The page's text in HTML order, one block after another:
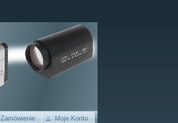
Zamówienie Moje Konto